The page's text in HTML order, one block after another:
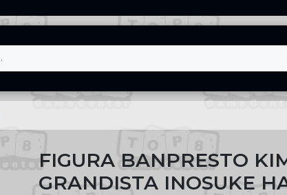
FIGURA BANPRESTO
GRANDISTA INOSUKE